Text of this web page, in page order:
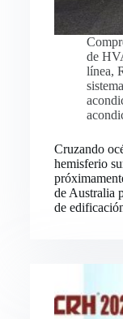
de
línea,
Cruzando
hemisferio
de Australia
de